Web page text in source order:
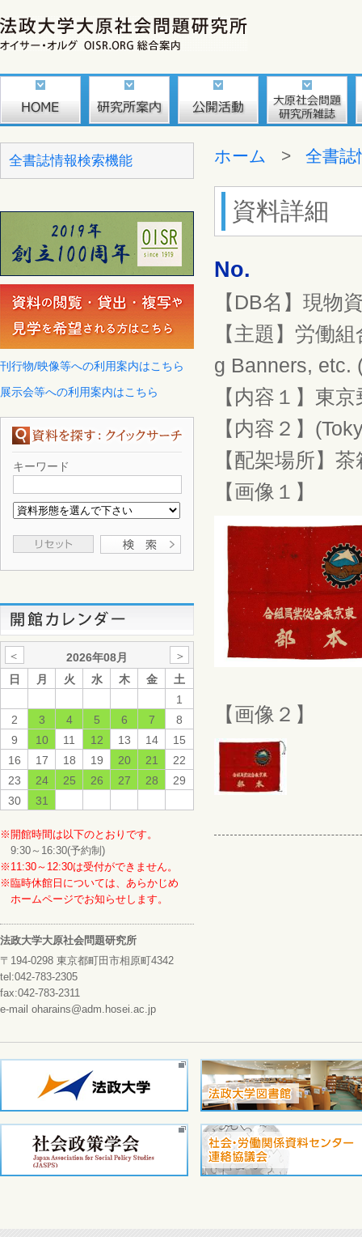
全書誌情報検索機能
刊行物/映像等への利用案内はこちら
展示会等への利用案内はこちら
キーワード
＜ 2026年08月
＞
日
月 火 水 木 金
土
1
2
3 4 5 6 7
8
9
10 11 12 13 14
15
16
17 18 19 20 21
22
23
24 25 26 27 28
29
30
31
※開館時間は以下のとおりです。
9:30～16:30(予約制)
※11:30～12:30は受付ができません。
※臨時休館日については、あらかじめ
ホームページでお知らせします。
法政大学大原社会問題研究所
〒194-0298 東京都町田市相原町4342
tel:042-783-2305
fax:042-783-2311
e-mail oharains@adm.hosei.ac.jp
ホーム > 全書誌
資料詳細
No.
【DB名】現物
【主題】労働
g Banners, etc.
【内容１】東
【内容２】
【配架場所】
【画像１】
【画像２】